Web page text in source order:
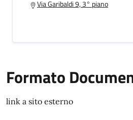
Via Garibaldi 9, 3° piano
Formato
link a sito esterno